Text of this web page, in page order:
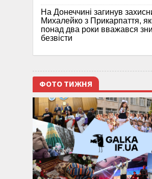
На Донеччині загинув
Михалейко з Прикарпаття,
понад два роки вважався
безвісти
ФОТО ТИЖНЯ